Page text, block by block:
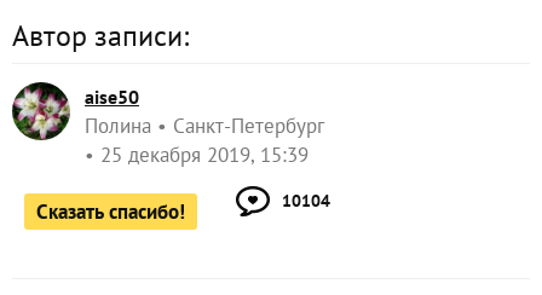
Автор записи:
aise50
Полина
Санкт-Петербург
25 декабря 2019, 15:39
Сказать спасибо! 10104